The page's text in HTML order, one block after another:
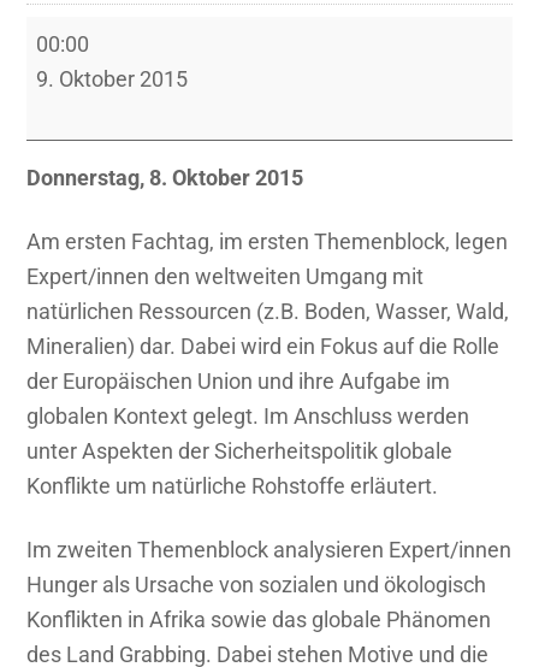
IUFE-
FACHTAGUNG
Herausforderungen
und
im
Umgang
mit
natürlichen
Rohstoffen
00:00
9. Oktober 2015
Donnerstag, 8. Oktober 2015
Am ersten Fachtag, im ersten Themenblock, legen
Expert/innen den weltweiten Umgang mit
natürlichen Ressourcen (z.B. Boden, Wasser, Wald,
Mineralien) dar. Dabei wird ein Fokus auf die Rolle
der Europäischen Union und ihre Aufgabe im
globalen Kontext gelegt. Im Anschluss werden
unter Aspekten der Sicherheitspolitik globale
Konflikte um natürliche Rohstoffe erläutert.
Im zweiten Themenblock analysieren Expert/innen
Hunger als Ursache von sozialen und ökologisch
Konflikten in Afrika sowie das globale Phänomen
des Land Grabbing. Dabei stehen Motive und die